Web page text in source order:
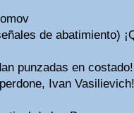
de abatimiento)
punzadas en costado!
Ivan